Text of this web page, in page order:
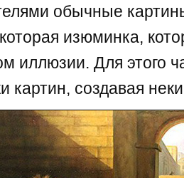
обычные
изюминка,
иллюзии. Для этого
картин, создавая